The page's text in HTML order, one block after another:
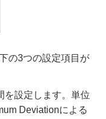
の3つの設定項目が
を設定します。単位
Deviationによる